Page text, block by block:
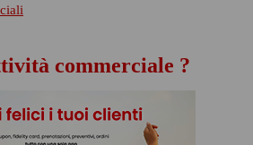
commerciale ?